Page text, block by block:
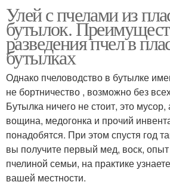
Улей с пчелами из
бутылок.
разведения пчел в
бутылках
Однако пчеловодство в бутылке
не бортничество , возможно без
Бутылка ничего не стоит, это
вощина, медогонка и прочий
понадобятся. При этом спустя год
вы получите первый мед, воск,
пчелиной семьи, на практике
вашей местности.